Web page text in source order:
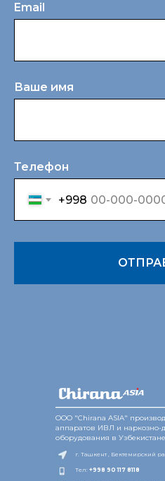
Email
Ваше имя
Телефон
+998
г. Ташкент , Бектемирский
Тел: +998 90 117 8118
ООО "Chirana ASIA"
аппаратов ИВЛ и наркозно-
оборудования в
________________